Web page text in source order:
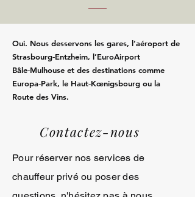
Oui. Nous desservons les gares, l’aéroport de
Strasbourg‑Entzheim, l’EuroAirport
Bâle‑Mulhouse et des destinations comme
Europa‑Park, le Haut‑Kœnigsbourg ou la
Route des Vins.
Contactez-nous
Pour réserver nos services de
chauffeur privé ou poser des